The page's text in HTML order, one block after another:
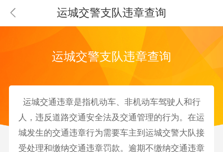
运城交警支队违章查询
运城交警支队违章查询
运城交通违章是指机动车、非机动车驾驶人和行
人，违反道路交通安全法及交通管理的行为。在运
城发生的交通违章行为需要车主到 运城交警大队接
受处理和缴纳交通违章罚款。逾期不缴纳交通违章